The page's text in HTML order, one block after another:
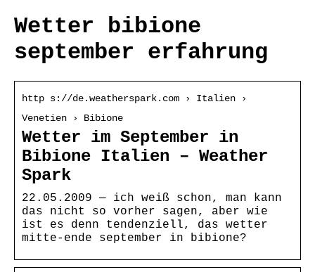
Wetter bibione
september erfahrung
http s://de.weatherspark.com › Italien ›
Venetien › Bibione
Wetter im September in
Bibione Italien – Weather
Spark
22.05.2009 — ich weiß schon, man kann
das nicht so vorher sagen, aber wie
ist es denn tendenziell, das wetter
mitte-ende september in bibione?